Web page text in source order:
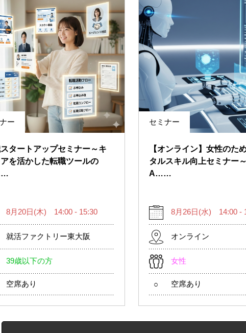
ー
タートアップセミナー～キ
を活かした転職ツールの
8月20日(木) 14:00 - 15:30
就活ファクトリー東大阪
39歳以下の方
空席あり
セミナー
【オンライン】女性のた
タルスキル向上セミナー
A……
8月26日(水) 14:00 -
オンライン
女性
○ 空席あり